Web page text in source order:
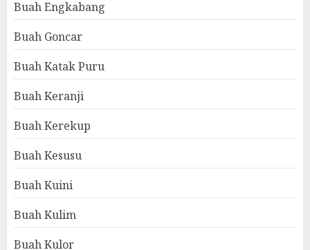
Buah Engkabang
Buah Goncar
Buah Katak Puru
Buah Keranji
Buah Kerekup
Buah Kesusu
Buah Kuini
Buah Kulim
Buah Kulor